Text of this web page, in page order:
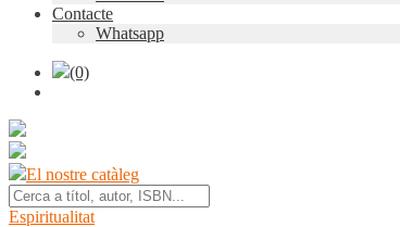
Contacte
Whatsapp
(0)
El nostre catàleg
Espiritualitat